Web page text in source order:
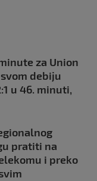
za Union
debiju
u 46. minuti,
pratiti na
i preko